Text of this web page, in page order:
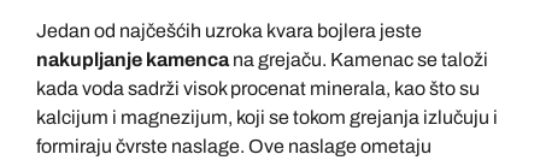
Jedan od najčešćih uzroka kvara bojlera jeste
nakupljanje kamencana grejaču. Kamenac se taloži
kada voda sadrži visok procenat minerala, kao što su
kalcijum i magnezijum, koji se tokom grejanja izlučuju i
formiraju čvrste naslage. Ove naslage ometaju